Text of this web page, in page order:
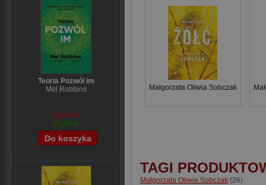
Teoria Pozwól im
Mel Robbins
59,74 zł
45,06 zł
Małgorzata Oliwia Sobczak
TAGI
Małgorzata Oliwia Sobczak (26)